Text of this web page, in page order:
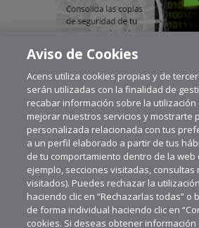
Aviso de Cookies
Acens utiliza cookies propias y de
serán utilizadas con la finalidad de
recabar información sobre la utilización
mejorar nuestros servicios y mostrarte
personalizada relacionada con tus
a un perfil elaborado a partir de tus
de tu comportamiento dentro de la web
ejemplo, secciones visitadas, consultas
visitados). Puedes rechazar la
haciendo clic en “Rechazarlas todas” o
de forma individual haciendo clic en
cookies. Si deseas obtener